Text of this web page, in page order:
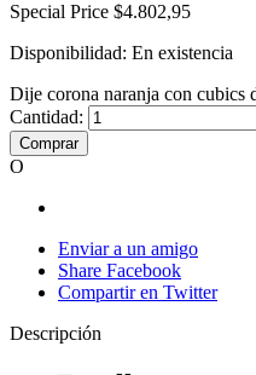
Special Price $4.802,95
Disponibilidad: En existencia
Dije corona naranja con cubics
Cantidad:
Comprar
O
Enviar a un amigo
Share Facebook
Compartir en Twitter
Descripción